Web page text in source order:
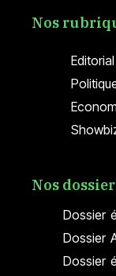
Editorial
Nos
Dossier
Dossier
Dossier
Nos